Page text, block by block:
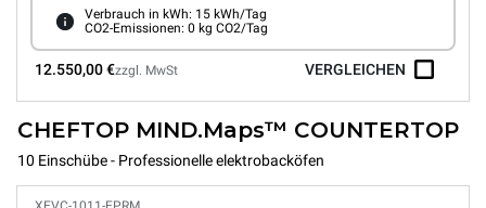
Verbrauch in kWh: 15 kWh/Tag
CO2-Emissionen: 0 kg CO2/Tag
12.550,00 €zzgl. MwSt VERGLEICHEN
CHEFTOP MIND.Maps™ COUNTERTOP
10 Einschübe - Professionelle elektrobacköfen